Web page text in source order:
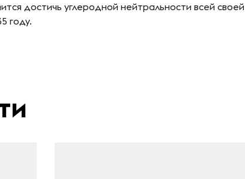
достичь углеродной нейтральности всей своей
году.